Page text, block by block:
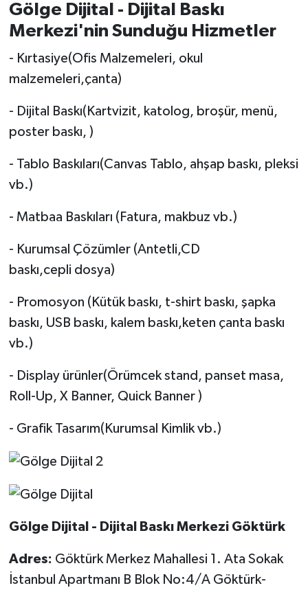
Gölge Dijital - Dijital Baskı
Merkezi'nin Sunduğu Hizmetler
- Kırtasiye(Ofis Malzemeleri, okul
malzemeleri,çanta)
- Dijital Baskı(Kartvizit, katolog, broşür, menü,
poster baskı, )
- Tablo Baskıları(Canvas Tablo, ahşap baskı, pleksi
vb.)
- Matbaa Baskıları (Fatura, makbuz vb.)
- Kurumsal Çözümler (Antetli,CD
baskı,cepli dosya)
- Promosyon (Kütük baskı, t-shirt baskı, şapka
baskı, USB baskı, kalem baskı,keten çanta baskı
vb.)
- Display ürünler(Örümcek stand, panset masa,
Roll-Up, X Banner, Quick Banner )
- Grafik Tasarım(Kurumsal Kimlik vb.)
Gölge Dijital - Dijital Baskı Merkezi Göktürk
Adres: Göktürk Merkez Mahallesi 1. Ata Sokak
İstanbul Apartmanı B Blok No:4/A Göktürk-